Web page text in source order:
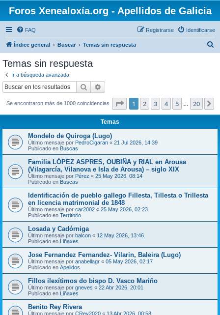
Foros Xenealoxía.org - Apellidos de Galicia
FAQ Identificarse
Registrarse
Índice general Buscar Temas sin respuesta
Temas sin respuesta
Ir a búsqueda avanzada
Buscar
Se encontraron más de 1000 coincidencias Página de 20
1 2 3 4 5 20
Temas
Mondelo de Quiroga (Lugo)
Último mensaje por PedroCigaran « 21 Jul 2026, 14:39
Publicado en Buscas
Familia LÓPEZ ASPRES, OUBIÑA y RIAL en Arousa
(Vilagarcía, Vilanova e Isla de Arousa) – siglo XIX
Último mensaje por Pérez « 25 May 2026, 08:14
Publicado en Buscas
Identificación de pueblo gallego Fillesta, Tillesta o Trillesta
en licencia matrimonial de 1848
Último mensaje por car2002 « 25 May 2026, 02:23
Publicado en Territorio
Losada y Cadórniga
Último mensaje por balcon « 12 May 2026, 13:46
Publicado en Liñaxes
Jose Fernandez Fernandez- Vilarin, Baleira (Lugo)
Último mensaje por anabellagr « 05 May 2026, 02:17
Publicado en Apelidos
Fillos ilexítimos do bispo D. Vasco Mariño
Último mensaje por gneves « 22 Abr 2026, 20:01
Publicado en Liñaxes
Benito Rey Rivera
Último mensaje por CRey2020 « 13 Abr 2026, 00:58